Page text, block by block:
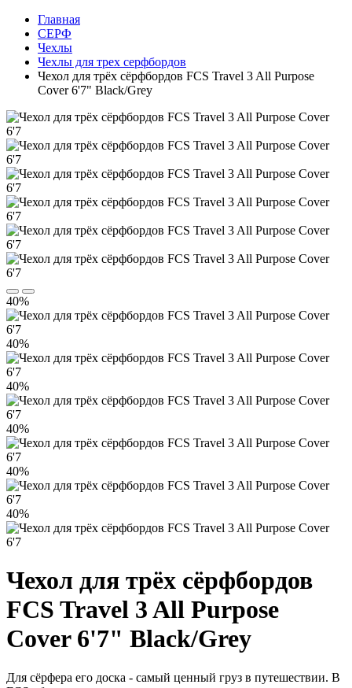
Главная
СЕРФ
Чехлы
Чехлы для трех серфбордов
Чехол для трёх сёрфбордов FCS Travel 3 All Purpose
Cover 6'7" Black/Grey
40%
40%
40%
40%
40%
40%
Чехол для трёх сёрфбордов
FCS Travel 3 All Purpose
Cover 6'7" Black/Grey
Для сёрфера его доска - самый ценный груз в путешествии. В